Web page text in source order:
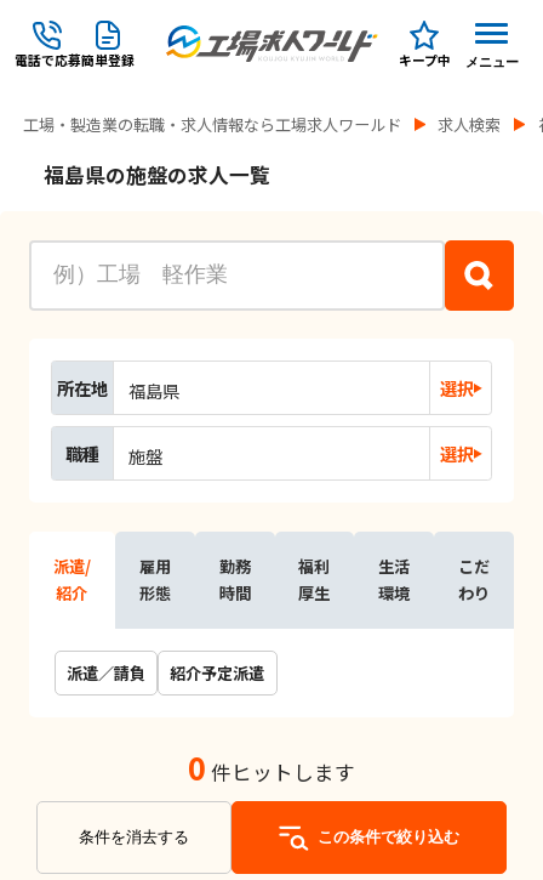
電話で応募簡単登録 キープ中 メニュー
工場・製造業の転職・求人情報なら工場求人ワールド 求人検索
福島県の施盤の求人一覧
所在地 福島県 選択
職種 施盤 選択
派遣/
紹介
雇用
形態
勤務
時間
福利
厚生
生活
環境
こだ
わり
派遣／請負 紹介予定派遣
0 件ヒットします
条件を消去する この条件で絞り込む